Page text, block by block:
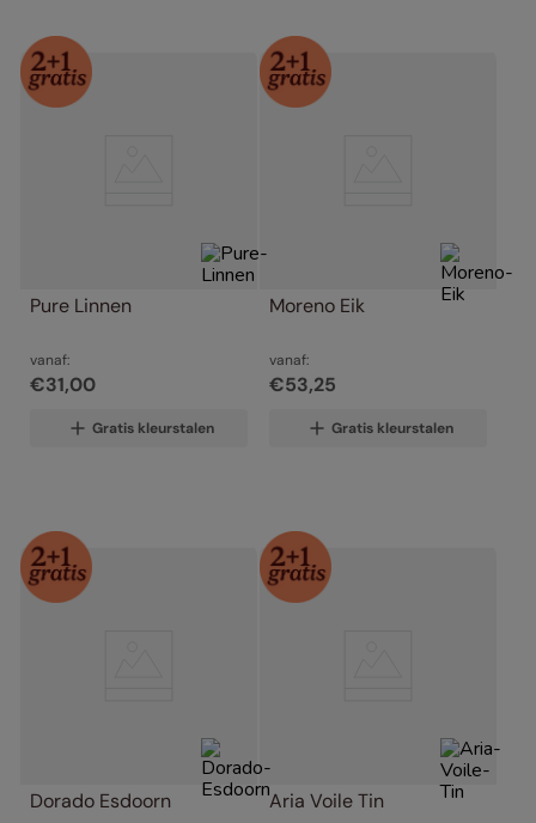
Pure Linnen
vanaf:
€31,00
Gratis kleurstalen
Moreno Eik
vanaf:
€53,25
Gratis kleurstalen
Dorado Esdoorn Aria Voile Tin